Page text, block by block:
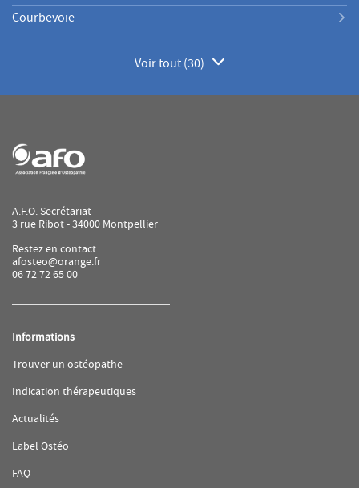
Courbevoie
Voir tout (30)
de
A.F.O. Secrétariat
3 rue Ribot - 34000 Montpellier
Restez en contact :
afosteo@orange.fr
06 72 72 65 00
Informations
Trouver un ostéopathe(ouvre
une
Indication thérapeutiques(ouvre
Actualités(ouvre
une
Label Ostéo
FAQ(ouvre